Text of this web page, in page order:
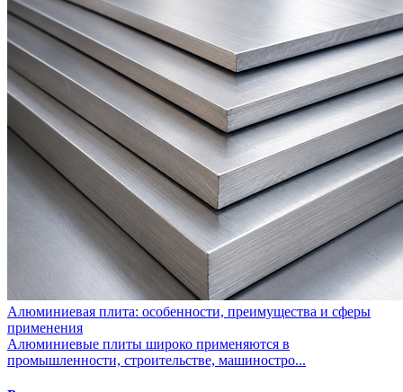
Алюминиевая плита: особенности, преимущества и сферы
применения
Алюминиевые плиты широко применяются в
промышленности, строительстве, машиностро...